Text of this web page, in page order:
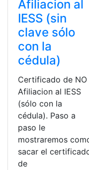
Afiliacion al
IESS (sin
clave sólo
con la
cédula)
Certificado de NO
Afiliacion al IESS
(sólo con la
cédula). Paso a
paso le
mostraremos
sacar el
de